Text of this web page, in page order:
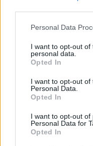
Please note that this
not limited to your visit
grant or deny consent
use your data for
consent section.
Personal Data
I want to opt-out
personal data.
Opted In
I want to opt-out of
Personal Data.
Opted In
I want to opt-out of
Personal Data for
Opted In
fényekkel,
karaktermodellekkel
támogatással érkezik
60fps sem.
Emellett több
kirajzolódni a
hangzásával új